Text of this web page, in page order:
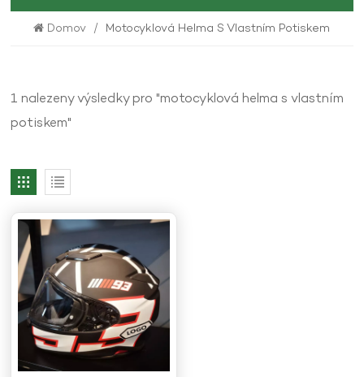
Domov / Motocyklová Helma S Vlastním Potiskem
1 nalezeny výsledky pro "motocyklová helma s vlastním
potiskem"